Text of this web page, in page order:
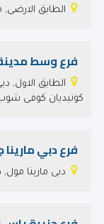
الطابق الارضى,
فرع وسط مدينة
الطابق الاول,
كوتيديان كوفى
فرع دبي مارينا
دبى مارينا